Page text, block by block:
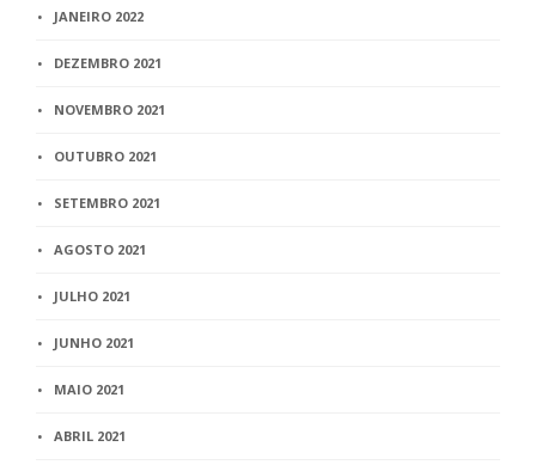
JANEIRO 2022
DEZEMBRO 2021
NOVEMBRO 2021
OUTUBRO 2021
SETEMBRO 2021
AGOSTO 2021
JULHO 2021
JUNHO 2021
MAIO 2021
ABRIL 2021